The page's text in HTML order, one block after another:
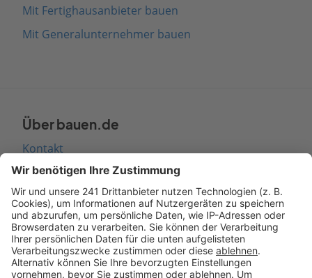
Mit Fertighausanbieter bauen
Mit Generalunternehmer bauen
Über bauen.de
Kontakt
Seitenaufbau
Barrierefreiheit
Cookie Einstellungen
Rechtliches